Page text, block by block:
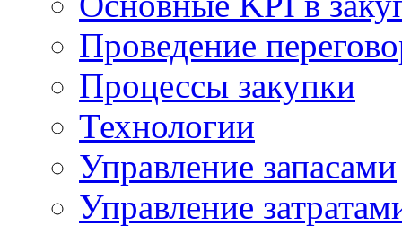
Проведение
Процессы закупки
Технологии
Управление запасами
Управление